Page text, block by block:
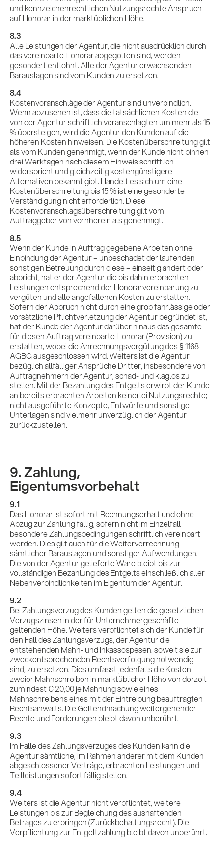
KI x B2B
Kontakt
und kennzeichenrechtlichen Nutzungsrechte Anspruch
auf Honorar in der marktüblichen Höhe.
8.3
Alle Leistungen der Agentur, die nicht ausdrücklich durch
das vereinbarte Honorar abgegolten sind, werden
gesondert entlohnt. Alle der Agentur erwachsenden
Barauslagen sind vom Kunden zu ersetzen.
8.4
Kostenvoranschläge der Agentur sind unverbindlich.
Wenn abzusehen ist, dass die tatsächlichen Kosten die
von der Agentur schriftlich veranschlagten um mehr als 15
% übersteigen, wird die Agentur den Kunden auf die
höheren Kosten hinweisen. Die Kostenüberschreitung gilt
als vom Kunden genehmigt, wenn der Kunde nicht binnen
drei Werktagen nach diesem Hinweis schriftlich
widerspricht und gleichzeitig kostengünstigere
Alternativen bekannt gibt. Handelt es sich um eine
Kostenüberschreitung bis 15 % ist eine gesonderte
Verständigung nicht erforderlich. Diese
Kostenvoranschlagsüberschreitung gilt vom
Auftraggeber von vornherein als genehmigt.
8.5
Wenn der Kunde in Auftrag gegebene Arbeiten ohne
Einbindung der Agentur – unbeschadet der laufenden
sonstigen Betreuung durch diese – einseitig ändert oder
abbricht, hat er der Agentur die bis dahin erbrachten
Leistungen entsprechend der Honorarvereinbarung zu
vergüten und alle angefallenen Kosten zu erstatten.
Sofern der Abbruch nicht durch eine grob fahrlässige oder
vorsätzliche Pflichtverletzung der Agentur begründet ist,
hat der Kunde der Agentur darüber hinaus das gesamte
für diesen Auftrag vereinbarte Honorar (Provision) zu
erstatten, wobei die Anrechnungsvergütung des § 1168
AGBG ausgeschlossen wird. Weiters ist die Agentur
bezüglich allfälliger Ansprüche Dritter, insbesondere von
Auftragnehmern der Agentur, schad- und klaglos zu
stellen. Mit der Bezahlung des Entgelts erwirbt der Kunde
an bereits erbrachten Arbeiten keinerlei Nutzungsrechte;
nicht ausgeführte Konzepte, Entwürfe und sonstige
Unterlagen sind vielmehr unverzüglich der Agentur
zurückzustellen.
9. Zahlung,
Eigentumsvorbehalt
9.1
Das Honorar ist sofort mit Rechnungserhalt und ohne
Abzug zur Zahlung fällig, sofern nicht im Einzelfall
besondere Zahlungsbedingungen schriftlich vereinbart
werden. Dies gilt auch für die Weiterverrechnung
sämtlicher Barauslagen und sonstiger Aufwendungen.
Die von der Agentur gelieferte Ware bleibt bis zur
vollständigen Bezahlung des Entgelts einschließlich aller
Nebenverbindlichkeiten im Eigentum der Agentur.
9.2
Bei Zahlungsverzug des Kunden gelten die gesetzlichen
Verzugszinsen in der für Unternehmergeschäfte
geltenden Höhe. Weiters verpflichtet sich der Kunde für
den Fall des Zahlungsverzugs, der Agentur die
entstehenden Mahn- und Inkassospesen, soweit sie zur
zweckentsprechenden Rechtsverfolgung notwendig
sind, zu ersetzen. Dies umfasst jedenfalls die Kosten
zweier Mahnschreiben in marktüblicher Höhe von derzeit
zumindest € 20,00 je Mahnung sowie eines
Mahnschreibens eines mit der Eintreibung beauftragten
Rechtsanwalts. Die Geltendmachung weitergehender
Rechte und Forderungen bleibt davon unberührt.
9.3
Im Falle des Zahlungsverzuges des Kunden kann die
Agentur sämtliche, im Rahmen anderer mit dem Kunden
abgeschlossener Verträge, erbrachten Leistungen und
Teilleistungen sofort fällig stellen.
9.4
Weiters ist die Agentur nicht verpflichtet, weitere
Leistungen bis zur Begleichung des aushaftenden
Betrages zu erbringen (Zurückbehaltungsrecht). Die
Verpflichtung zur Entgeltzahlung bleibt davon unberührt.